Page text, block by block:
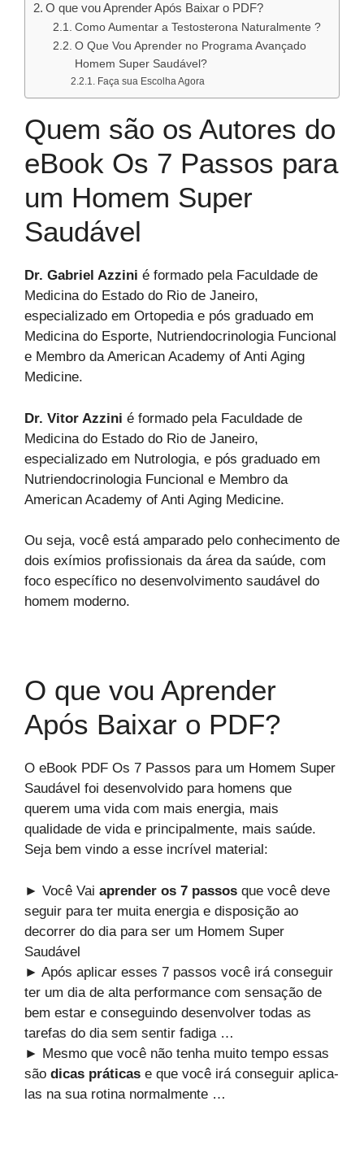
O que vou Aprender Após Baixar o PDF?
Como Aumentar a Testosterona Naturalmente ?
O Que Vou Aprender no Programa Avançado
Homem Super Saudável?
Faça sua Escolha Agora
Quem são os Autores do
eBook Os 7 Passos para
um Homem Super
Saudável
Dr. Gabriel Azzini é formado pela Faculdade de
Medicina do Estado do Rio de Janeiro,
especializado em Ortopedia e pós graduado em
Medicina do Esporte, Nutriendocrinologia Funcional
e Membro da American Academy of Anti Aging
Medicine.
Dr. Vitor Azzini é formado pela Faculdade de
Medicina do Estado do Rio de Janeiro,
especializado em Nutrologia, e pós graduado em
Nutriendocrinologia Funcional e Membro da
American Academy of Anti Aging Medicine.
Ou seja, você está amparado pelo conhecimento de
dois exímios profissionais da área da saúde, com
foco específico no desenvolvimento saudável do
homem moderno.
O que vou Aprender
Após Baixar o PDF?
O eBook PDF Os 7 Passos para um Homem Super
Saudável foi desenvolvido para homens que
querem uma vida com mais energia, mais
qualidade de vida e principalmente, mais saúde.
Seja bem vindo a esse incrível material:
► Você Vai aprender os 7 passos que você deve
seguir para ter muita energia e disposição ao
decorrer do dia para ser um Homem Super
Saudável
► Após aplicar esses 7 passos você irá conseguir
ter um dia de alta performance com sensação de
bem estar e conseguindo desenvolver todas as
tarefas do dia sem sentir fadiga …
► Mesmo que você não tenha muito tempo essas
são dicas práticas e que você irá conseguir aplica-
las na sua rotina normalmente …